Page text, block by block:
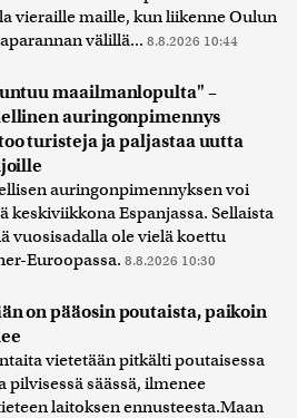
vieraille maille, kun liikenne Oulun
välillä... 8.8.2026 10:44
maailmanlopulta" –
auringonpimennys
turisteja ja paljastaa uutta
auringonpimennyksen voi
keskiviikkona Espanjassa. Sellaista
vuosisadalla ole vielä koettu
Euroopassa. 8.8.2026 10:30
on pääosin poutaista, paikoin
vietetään pitkälti poutaisessa
pilvisessä säässä, ilmenee
laitoksen ennusteesta.Maan